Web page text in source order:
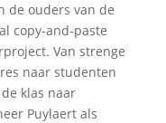
de ouders van de
copy-and-paste
Van strenge
naar studenten
klas naar
Puylaert als